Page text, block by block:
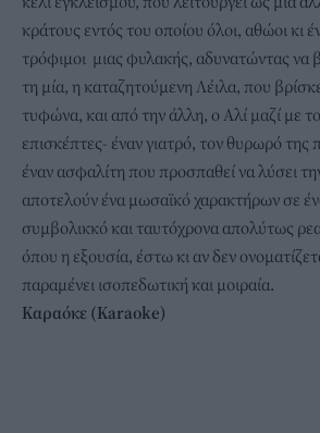
κράτους εντός του οποίου όλοι, αθώοι κι
τρόφιμοι μιας φυλακής, αδυνατώντας να
τη μία, η καταζητούμενη Λέιλα, που
τυφώνα, και από την άλλη, ο Αλί μαζί με
επισκέπτες- έναν γιατρό, τον θυρωρό της
έναν ασφαλίτη που προσπαθεί να λύσει
αποτελούν ένα μωσαϊκό χαρακτήρων σε
συμβολικκό και ταυτόχρονα απολύτως
όπου η εξουσία, έστω κι αν δεν
παραμένει ισοπεδωτική και μοιραία.
Καραόκε (Karaoke)